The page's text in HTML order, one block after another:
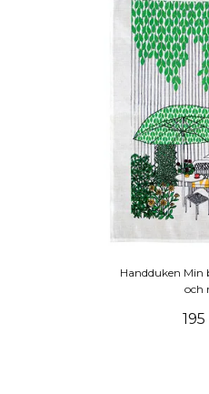
Handduken Min
och